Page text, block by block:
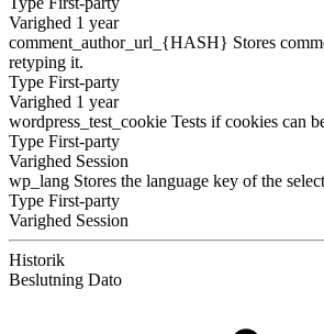
Varighed 1 year
comment_author_url_{HASH} Stores
retyping it.
Type First-party
Varighed 1 year
wordpress_test_cookie Tests if cookies can
Type First-party
Varighed Session
wp_lang Stores the language key of the
Type First-party
Varighed Session
Historik
Beslutning Dato